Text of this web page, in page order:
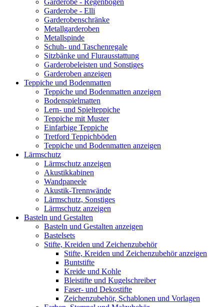
Garderobe - Regenbogen
Garderobe - Elli
Garderobenschränke
Metallgarderoben
Metallspinde
Schuh- und Taschenregale
Sitzbänke und Flurausstattung
Garderobeleisten und Sonstiges
Garderoben anzeigen
Teppiche und Bodenmatten
Teppiche und Bodenmatten anzeigen
Bodenspielmatten
Lern- und Spielteppiche
Teppiche mit Muster
Einfarbige Teppiche
Tretford Teppichböden
Teppiche und Bodenmatten anzeigen
Lärmschutz
Lärmschutz anzeigen
Akustikkabinen
Wandpaneele
Akustik-Trennwände
Lärmschutz, Sonstiges
Lärmschutz anzeigen
Basteln und Gestalten
Basteln und Gestalten anzeigen
Bastelsets
Stifte, Kreiden und Zeichenzubehör
Stifte, Kreiden und Zeichenzubehör anzeigen
Buntstifte
Kreide und Kohle
Bleistifte und Kugelschreiber
Faser- und Dekostifte
Zeichenzubehör, Schablonen und Vorlagen